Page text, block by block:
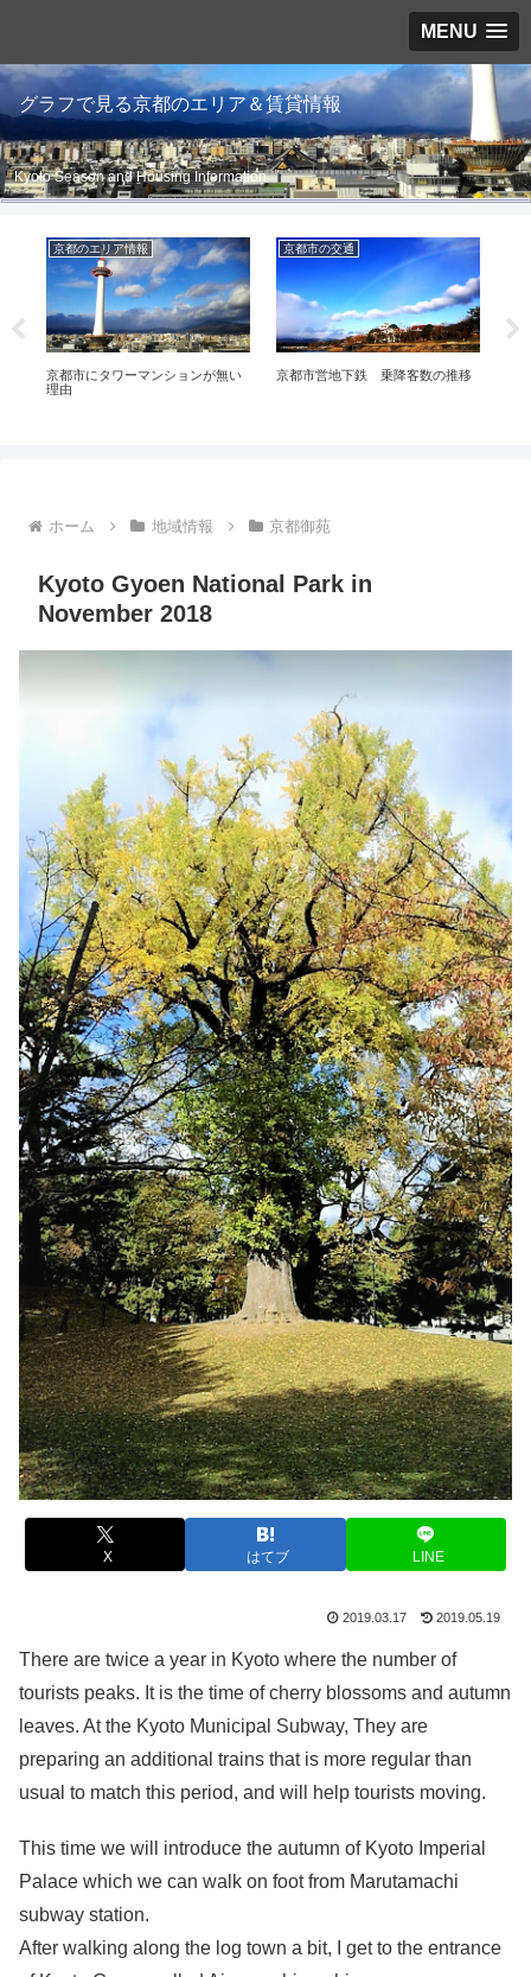
MENU
グラフで見る京都のエリア＆賃貸情報
Kyoto Season and Housing Information
京都のエリア情報
京都市にタワーマンションが無い
理由
京都市の交通
京都市営地下鉄 乗降客数の推移
ホーム 地域情報 京都御苑
Kyoto Gyoen National Park in
November 2018
X はてブ LINE
2019.03.17 2019.05.19
There are twice a year in Kyoto where the number of
tourists peaks. It is the time of cherry blossoms and autumn
leaves. At the Kyoto Municipal Subway, They are
preparing an additional trains that is more regular than
usual to match this period, and will help tourists moving.
This time we will introduce the autumn of Kyoto Imperial
Palace which we can walk on foot from Marutamachi
subway station.
After walking along the log town a bit, I get to the entrance